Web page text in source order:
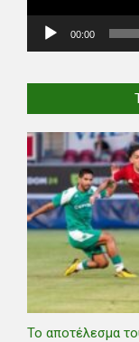
00:00
Το αποτέλεσμα